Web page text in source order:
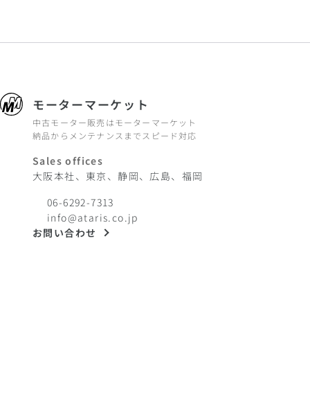
モーターマーケット
中古モーター販売はモーターマーケット
納品からメンテナンスまでスピード対応
Sales offices
大阪本社、東京、静岡、広島、福岡
06-6292-7313
info@ataris.co.jp
お問い合わせ